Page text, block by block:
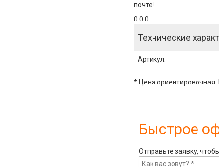
почте!
0 0 0
Технические
Артикул:
* Цена ориентировочная.
Быстрое
Отправьте заявку,